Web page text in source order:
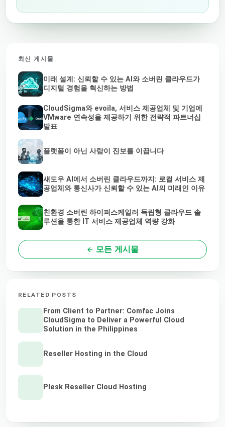
최신 게시물
미래 설계: 신뢰할 수 있는 AI와 소버린 클라우드가
디지털 경험을 혁신하는 방법
CloudSigma와 evoila, 서비스 제공업체 및 기업에
VMware 연속성을 제공하기 위한 전략적 파트너십
발표
플랫폼이 아닌 사람이 진보를 이끕니다
섀도우 AI에서 소버린 클라우드까지: 로컬 서비스 제
공업체와 통신사가 신뢰할 수 있는 AI의 미래인 이유
친환경 소버린 하이퍼스케일러 독립형 클라우드 솔
루션을 통한 IT 서비스 제공업체 역량 강화
모든 게시물
RELATED POSTS
From Client to Partner: Comfac Joins
CloudSigma to Deliver a Powerful Cloud
Solution in the Philippines
Reseller Hosting in the Cloud
Plesk Reseller Cloud Hosting